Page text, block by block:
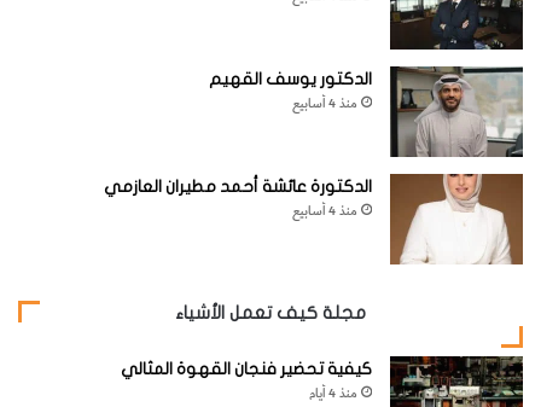
الدكتور يوسف القهيم
منذ 4 أسابيع
الدكتورة عائشة أحمد مطيران العازمي
منذ 4 أسابيع
مجلة كيف تعمل الأشياء
كيفية تحضير فنجان القهوة المثالي
منذ 4 أيام